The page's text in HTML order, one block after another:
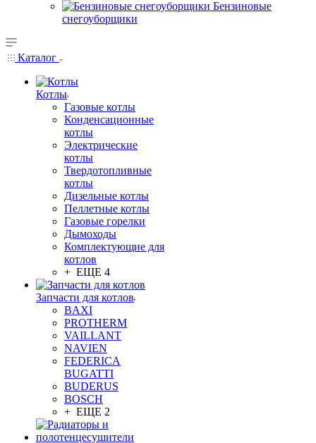
Бензиновые
снегоуборщики
Каталог
Котлы
Газовые котлы
Конденсационные
котлы
Электрические
котлы
Твердотопливные
котлы
Дизельные котлы
Пеллетные котлы
Газовые горелки
Дымоходы
Комплектующие для
котлов
+ ЕЩЕ 4
Запчасти для котлов
BAXI
PROTHERM
VAILLANT
NAVIEN
FEDERICA
BUGATTI
BUDERUS
BOSCH
+ ЕЩЕ 2